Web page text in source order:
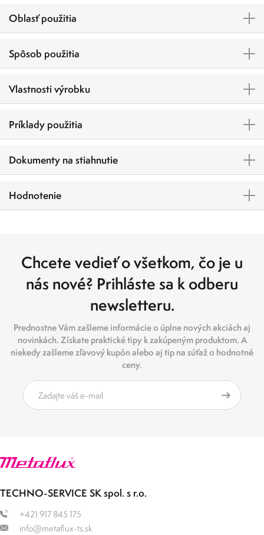
Oblasť použitia
Spôsob použitia
Vlastnosti výrobku
Príklady použitia
Dokumenty na stiahnutie
Hodnotenie
Chcete vedieť o všetkom, čo je u
nás nové? Prihláste sa k odberu
newsletteru.
Prednostne Vám zašleme informácie o úplne nových akciách aj
novinkách. Získate praktické tipy k zakúpeným produktom. A
niekedy zašleme zľavový kupón alebo aj tip na súťaž o hodnotné
ceny.
TECHNO-SERVICE SK spol. s r.o.
+421 917 845 175
info@metaflux-ts.sk